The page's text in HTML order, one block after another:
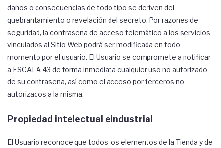
daños o consecuencias de todo tipo se deriven del
quebrantamiento o revelación del secreto. Por razones de
seguridad, la contraseña de acceso telemático a los servicios
vinculados al Sitio Web podrá ser modificada en todo
momento por el usuario. El Usuario se compromete a notificar
a ESCALA 43 de forma inmediata cualquier uso no autorizado
de su contraseña, así como el acceso por terceros no
autorizados a la misma.
Propiedad intelectual eindustrial
El Usuario reconoce que todos los elementos de la Tienda y de